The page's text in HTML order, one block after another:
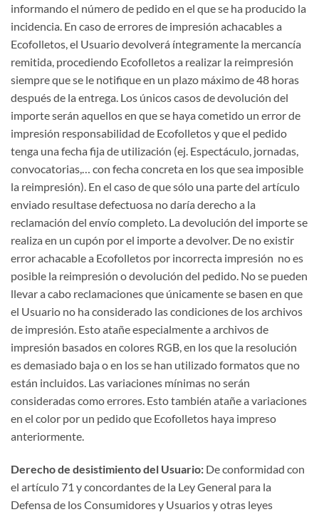
informando el número de pedido en el que se ha producido la
incidencia. En caso de errores de impresión achacables a
Ecofolletos, el Usuario devolverá íntegramente la mercancía
remitida, procediendo Ecofolletos a realizar la reimpresión
siempre que se le notifique en un plazo máximo de 48 horas
después de la entrega. Los únicos casos de devolución del
importe serán aquellos en que se haya cometido un error de
impresión responsabilidad de Ecofolletos y que el pedido
tenga una fecha fija de utilización (ej. Espectáculo, jornadas,
convocatorias,… con fecha concreta en los que sea imposible
la reimpresión). En el caso de que sólo una parte del artículo
enviado resultase defectuosa no daría derecho a la
reclamación del envío completo. La devolución del importe se
realiza en un cupón por el importe a devolver. De no existir
error achacable a Ecofolletos por incorrecta impresión no es
posible la reimpresión o devolución del pedido. No se pueden
llevar a cabo reclamaciones que únicamente se basen en que
el Usuario no ha considerado las condiciones de los archivos
de impresión. Esto atañe especialmente a archivos de
impresión basados en colores RGB, en los que la resolución
es demasiado baja o en los se han utilizado formatos que no
están incluidos. Las variaciones mínimas no serán
consideradas como errores. Esto también atañe a variaciones
en el color por un pedido que Ecofolletos haya impreso
anteriormente.
Derecho de desistimiento del Usuario: De conformidad con
el artículo 71 y concordantes de la Ley General para la
Defensa de los Consumidores y Usuarios y otras leyes